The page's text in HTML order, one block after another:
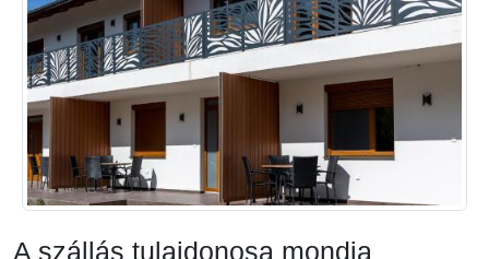
A szállás tulajdonosa mondja